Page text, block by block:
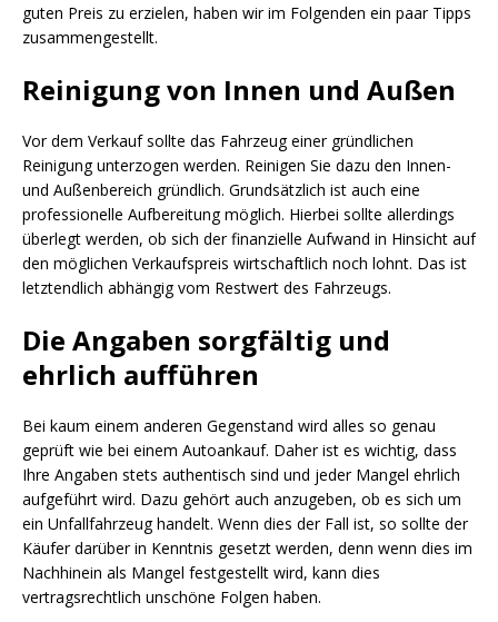
guten Preis zu erzielen, haben wir im Folgenden ein paar Tipps
zusammengestellt.
Reinigung von Innen und Außen
Vor dem Verkauf sollte das Fahrzeug einer gründlichen
Reinigung unterzogen werden. Reinigen Sie dazu den Innen-
und Außenbereich gründlich. Grundsätzlich ist auch eine
professionelle Aufbereitung möglich. Hierbei sollte allerdings
überlegt werden, ob sich der finanzielle Aufwand in Hinsicht auf
den möglichen Verkaufspreis wirtschaftlich noch lohnt. Das ist
letztendlich abhängig vom Restwert des Fahrzeugs.
Die Angaben sorgfältig und
ehrlich aufführen
Bei kaum einem anderen Gegenstand wird alles so genau
geprüft wie bei einem Autoankauf. Daher ist es wichtig, dass
Ihre Angaben stets authentisch sind und jeder Mangel ehrlich
aufgeführt wird. Dazu gehört auch anzugeben, ob es sich um
ein Unfallfahrzeug handelt. Wenn dies der Fall ist, so sollte der
Käufer darüber in Kenntnis gesetzt werden, denn wenn dies im
Nachhinein als Mangel festgestellt wird, kann dies
vertragsrechtlich unschöne Folgen haben.